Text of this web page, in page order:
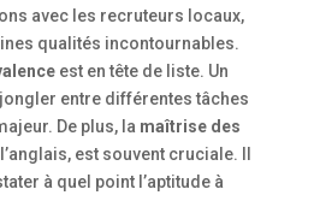
avec les recruteurs locaux,
qualités incontournables.
est en tête de liste. Un
entre différentes tâches
De plus, la maîtrise des
est souvent cruciale. Il
à quel point l’aptitude à